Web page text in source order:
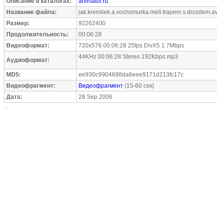
Название файла:
Размер:
92262400
Продолжительность:
00:06:28
Видеоформат:
720x576 00:06:28 25fps DivX5 1.7Mbps
Аудиоформат: 44KHz 00:06:28 Stereo 192Kbps mp3
MD5:
ee930c9904698da6eee9171d213fc17c
Видеофрагмент:
Видеофрагмент (15-60 сек)
Дата:
28 Sep 2006